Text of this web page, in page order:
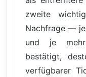
zweite
Nachfrage —
und je mehr
bestätigt,
verfügbarer